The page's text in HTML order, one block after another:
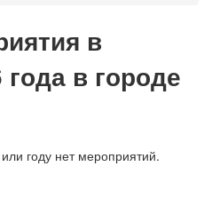
в
в городе
году нет мероприятий.